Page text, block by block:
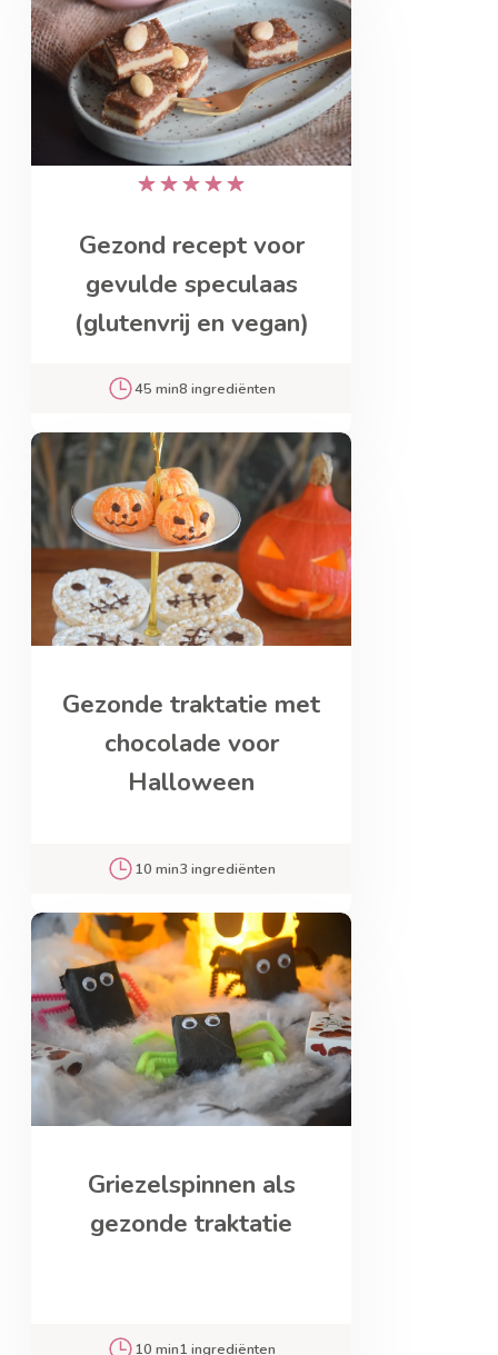
Gezond recept voor
gevulde speculaas
(glutenvrij en vegan)
45 min8 ingrediënten
Gezonde traktatie met
chocolade voor
Halloween
10 min3 ingrediënten
Griezelspinnen als
gezonde traktatie
10 min1 ingrediënten